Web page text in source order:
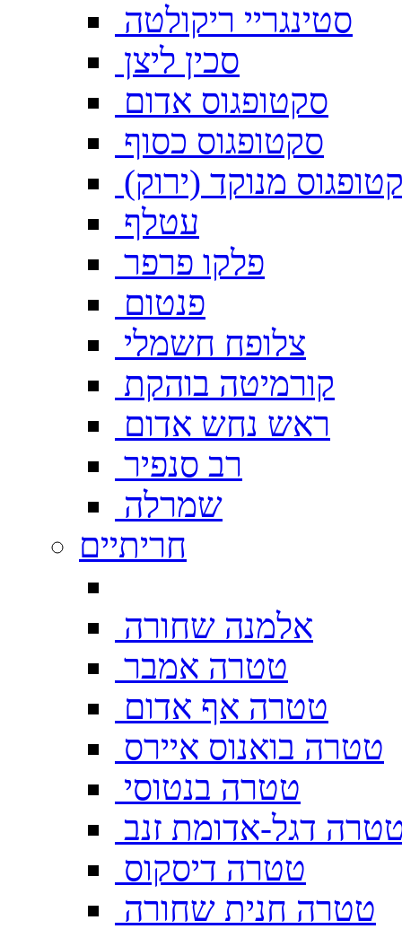
סטינגריי ריקולטה
סכין ליצן
סקטופגוס אדום
סקטופגוס כסוף
מנוקד (ירוק)
עטלף
פלקו פרפר
פנטום
צלופח חשמלי
קורמיטה בוהקת
ראש נחש אדום
רב סנפיר
שמרלה
חריתיים
אלמנה שחורה
טטרה אמבר
טטרה אף אדום
טטרה בואנוס איירס
טטרה בנטוסי
דגל-אדומת זנב
טטרה דיסקוס
טטרה חנית שחורה